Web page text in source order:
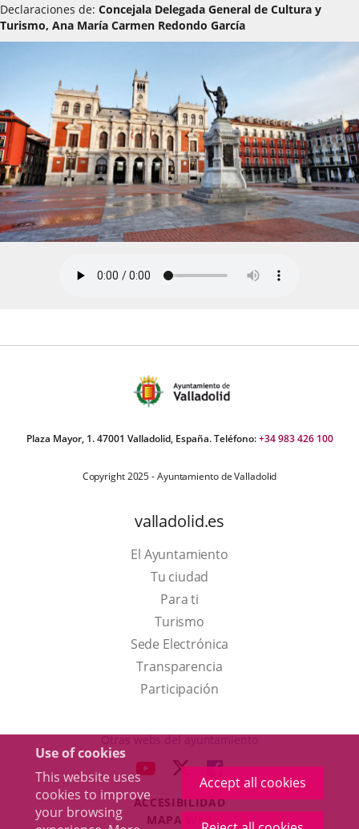
Use of cookies
This website uses
cookies to improve
your browsing
Accept all cookies
Declaraciones de: Concejala Delegada General de Cultura y
Turismo, Ana María Carmen Redondo García
Plaza Mayor, 1. 47001 Valladolid, España. Teléfono:+34 983 426 100
Copyright 2025 - Ayuntamiento de Valladolid
valladolid.es
El Ayuntamiento
Tu ciudad
Para ti
TurismoThis
link
will
open
a
up
window.
Sede Electrónica
Transparencia
Participación
Otras webs del ayuntamiento
LINK
EXTERNAL
LINK
TO
EXTERNAL
LINK
TO
EXTERNAL
ACCESIBILIDAD
MAPA WEB